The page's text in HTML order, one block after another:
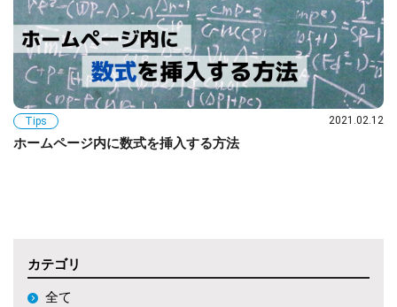
Tips 2021.02.12
ホームページ内に数式を挿入する方法
カテゴリ
全て